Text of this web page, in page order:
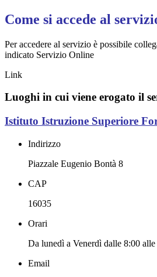
Come si accede al
Per accedere al servizio è possibile
indicato Servizio Online
Link
Luoghi in cui viene erogato il
Istituto Istruzione Superiore
Indirizzo
Piazzale Eugenio Bontà 8
CAP
16035
Orari
Da lunedì a Venerdì dalle 8:00
Email